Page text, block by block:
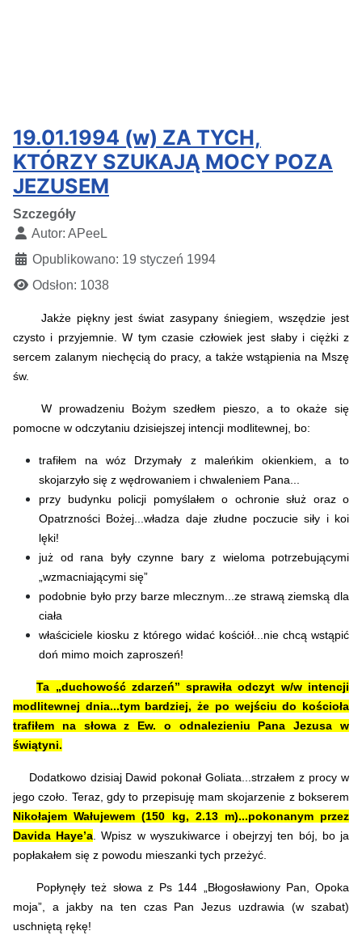
19.01.1994 (w) ZA TYCH,
KTÓRZY SZUKAJĄ MOCY POZA
JEZUSEM
Szczegóły
Autor: APeeL
Opublikowano: 19 styczeń 1994
Odsłon: 1038
Jakże piękny jest świat zasypany śniegiem, wszędzie jest
czysto i przyjemnie. W tym czasie człowiek jest słaby i ciężki z
sercem zalanym niechęcią do pracy, a także wstąpienia na Mszę
św.
W prowadzeniu Bożym szedłem pieszo, a to okaże się
pomocne w odczytaniu dzisiejszej intencji modlitewnej, bo:
trafiłem na wóz Drzymały z maleńkim okienkiem, a to
skojarzyło się z wędrowaniem i chwaleniem Pana...
przy budynku policji pomyślałem o ochronie służ oraz o
Opatrzności Bożej...władza daje złudne poczucie siły i koi
lęki!
już od rana były czynne bary z wieloma potrzebującymi
„wzmacniającymi się”
podobnie było przy barze mlecznym...ze strawą ziemską dla
ciała
właściciele kiosku z którego widać kościół...nie chcą wstąpić
doń mimo moich zaproszeń!
Ta „duchowość zdarzeń” sprawiła odczyt w/w intencji
modlitewnej dnia...tym bardziej, że po wejściu do kościoła
trafiłem na słowa z Ew. o odnalezieniu Pana Jezusa w
świątyni.
Dodatkowo dzisiaj Dawid pokonał Goliata...strzałem z procy w
jego czoło. Teraz, gdy to przepisuję mam skojarzenie z bokserem
Nikołajem Wałujewem (150 kg, 2.13 m)...pokonanym przez
Davida Haye’a . Wpisz w wyszukiwarce i obejrzyj ten bój, bo ja
popłakałem się z powodu mieszanki tych przeżyć.
Popłynęły też słowa z Ps 144 „Błogosławiony Pan, Opoka
moja”, a jakby na ten czas Pan Jezus uzdrawia (w szabat)
uschniętą rękę!